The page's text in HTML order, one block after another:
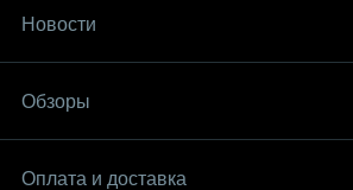
Новости
Обзоры
Оплата и доставка